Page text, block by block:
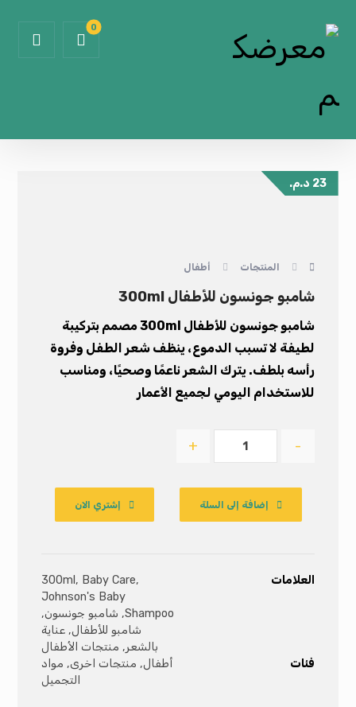
المنتجات أطفال
شامبو جونسون للأطفال 300ml
23 د.م.
شامبو جونسون للأطفال 300ml مصمم بتركيبة
لطيفة لا تسبب الدموع، ينظف شعر الطفل وفروة
رأسه بلطف. يترك الشعر ناعمًا وصحيًا، ومناسب
للاستخدام اليومي لجميع الأعمار
-
+
إضافة إلى السلة إشتري الان
العلامات 300ml , Baby Care,
Johnson's Baby
Shampoo
, شامبو جونسون,
شامبو للأطفال, عناية
بالشعر, منتجات الأطفال
فئات
أطفال, منتجات اخرى, مواد
التجميل